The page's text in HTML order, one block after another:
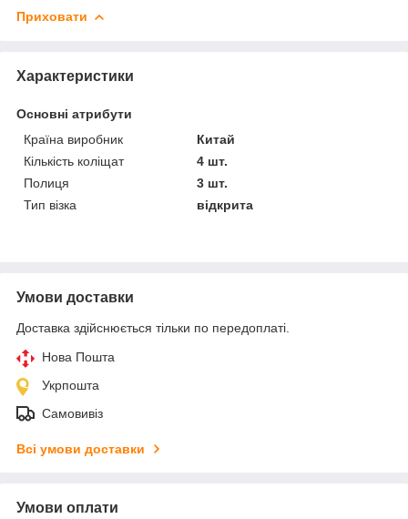
Приховати
Характеристики
Основні атрибути
Країна виробник
Китай
Кількість коліщат
4 шт.
Полиця
3 шт.
Тип візка
відкрита
Умови доставки
Доставка здійснюється тільки по передоплаті.
Нова Пошта
Укрпошта
Самовивіз
Всі умови доставки
Умови оплати